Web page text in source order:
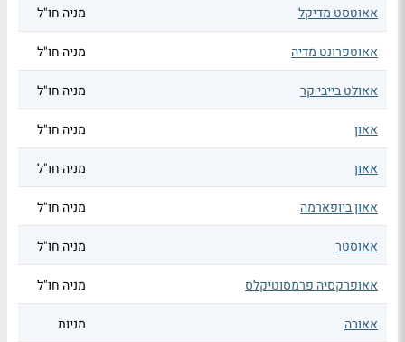
אאוטסט מדיקל מניה חו"ל
אאוטפרונט מדיה מניה חו"ל
אאולט בייבי קר מניה חו"ל
אאון מניה חו"ל
אאון מניה חו"ל
אאון ביופארמה מניה חו"ל
אאוסטר מניה חו"ל
אאופרקסיה פרמסוטיקלס מניה חו"ל
אאורה מניות